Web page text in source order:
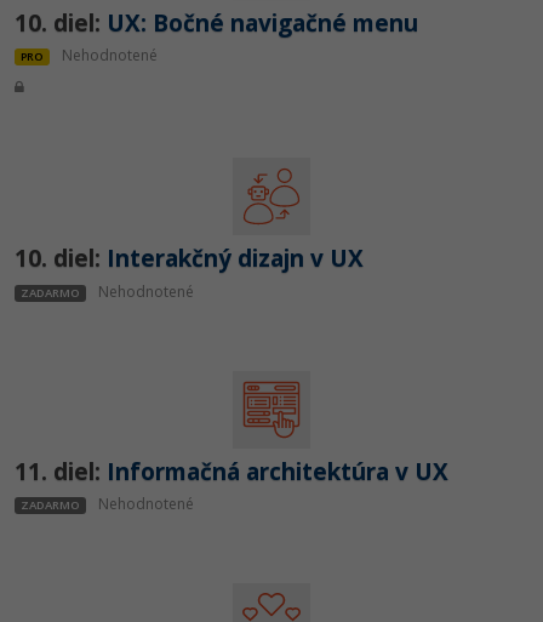
10. diel: UX: Bočné navigačné menu
PRO Nehodnotené
10. diel: Interakčný dizajn v UX
ZADARMO Nehodnotené
11. diel: Informačná architektúra v UX
ZADARMO Nehodnotené